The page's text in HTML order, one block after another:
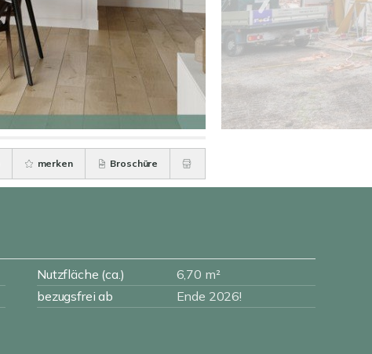
merken Broschüre
Nutzfläche (ca.)
6,70 m²
bezugsfrei ab Ende 2026!